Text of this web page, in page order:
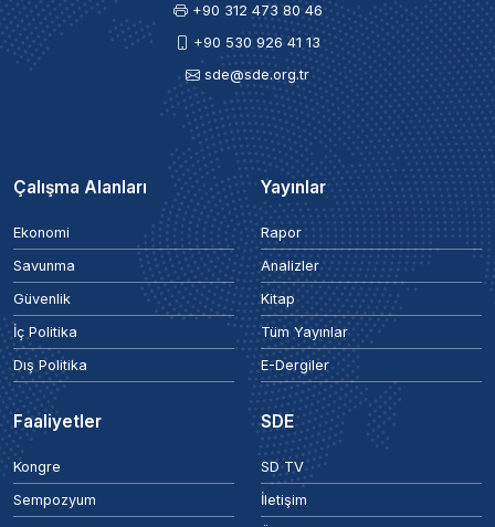
+90 312 473 80 46
+90 530 926 41 13
sde@sde.org.tr
Çalışma Alanları
Ekonomi
Savunma
Güvenlik
İç Politika
Dış Politika
Yayınlar
Rapor
Analizler
Kitap
Tüm Yayınlar
E-Dergiler
Faaliyetler
Kongre
Sempozyum
SDE
SD TV
İletişim